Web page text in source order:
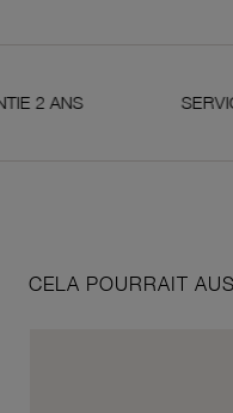
SERVICES
CELA POURRAIT